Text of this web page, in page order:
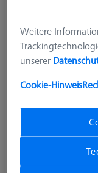
Weitere
unserer
Cookie-Hinweis